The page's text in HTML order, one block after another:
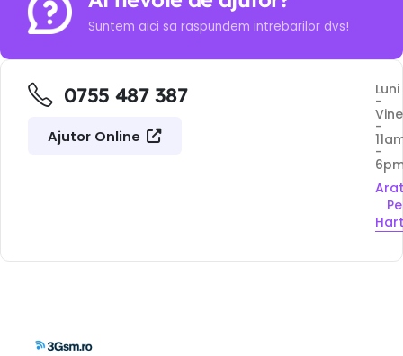
Suntem aici sa raspundem intrebarilor dvs!
0755 487 387
Ajutor Online
Luni
-
-
-
Pe